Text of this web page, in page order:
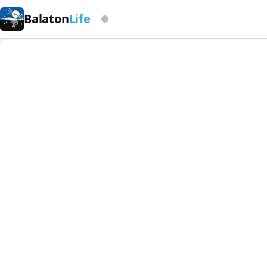
BalatonLife Auf Basis der Sturmwarnleuchte